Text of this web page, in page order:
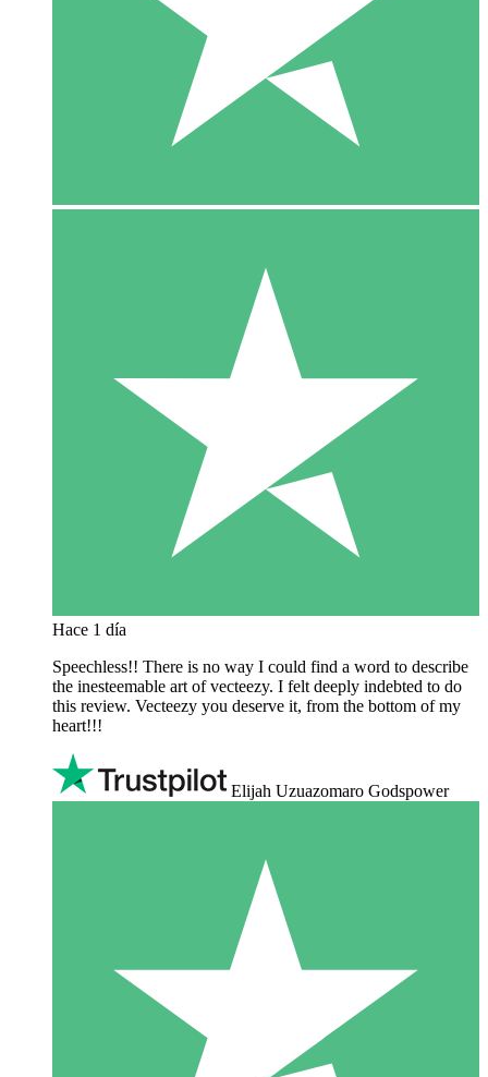
Hace 1 día
Speechless!! There is no way I could find a word to describe
the inesteemable art of vecteezy. I felt deeply indebted to do
this review. Vecteezy you deserve it, from the bottom of my
heart!!!
Elijah Uzuazomaro Godspower